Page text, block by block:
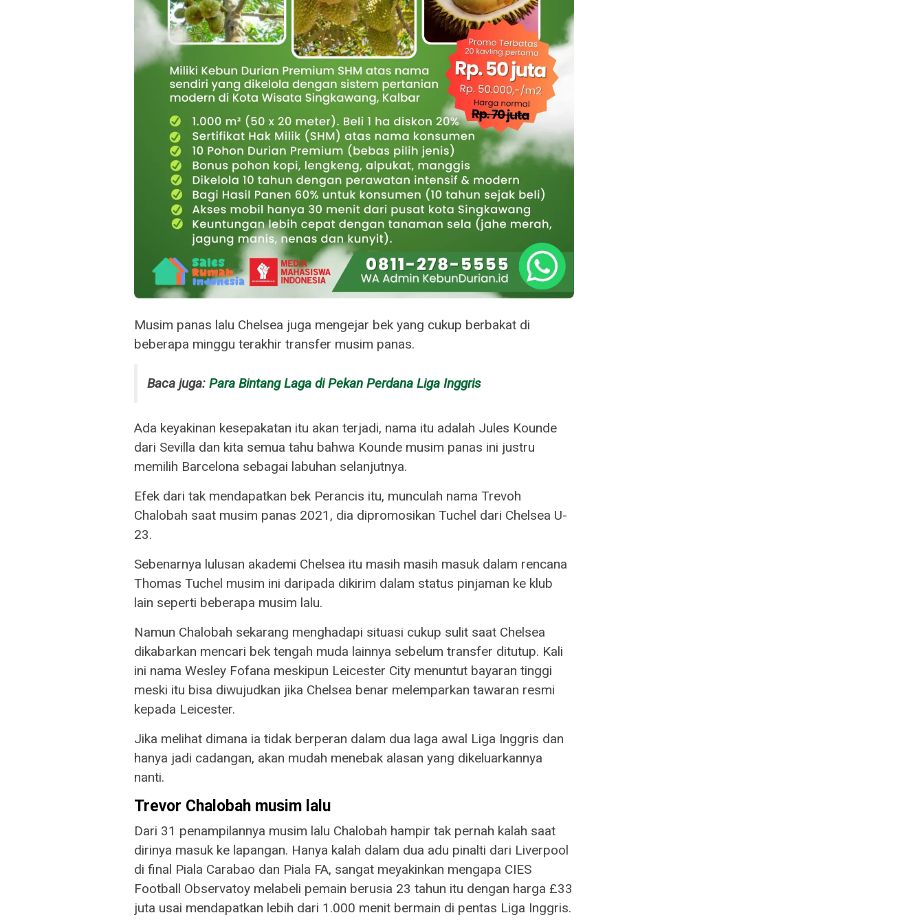
Musim panas lalu Chelsea juga mengejar bek yang cukup berbakat di
beberapa minggu terakhir transfer musim panas.
Baca juga: Para Bintang Laga di Pekan Perdana Liga Inggris
Ada keyakinan kesepakatan itu akan terjadi, nama itu adalah Jules Kounde
dari Sevilla dan kita semua tahu bahwa Kounde musim panas ini justru
memilih Barcelona sebagai labuhan selanjutnya.
Efek dari tak mendapatkan bek Perancis itu, munculah nama Trevoh
Chalobah saat musim panas 2021, dia dipromosikan Tuchel dari Chelsea U-
23.
Sebenarnya lulusan akademi Chelsea itu masih masih masuk dalam rencana
Thomas Tuchel musim ini daripada dikirim dalam status pinjaman ke klub
lain seperti beberapa musim lalu.
Namun Chalobah sekarang menghadapi situasi cukup sulit saat Chelsea
dikabarkan mencari bek tengah muda lainnya sebelum transfer ditutup. Kali
ini nama Wesley Fofana meskipun Leicester City menuntut bayaran tinggi
meski itu bisa diwujudkan jika Chelsea benar melemparkan tawaran resmi
kepada Leicester.
Jika melihat dimana ia tidak berperan dalam dua laga awal Liga Inggris dan
hanya jadi cadangan, akan mudah menebak alasan yang dikeluarkannya
nanti.
Trevor Chalobah musim lalu
Dari 31 penampilannya musim lalu Chalobah hampir tak pernah kalah saat
dirinya masuk ke lapangan. Hanya kalah dalam dua adu pinalti dari Liverpool
di final Piala Carabao dan Piala FA, sangat meyakinkan mengapa CIES
Football Observatoy melabeli pemain berusia 23 tahun itu dengan harga £33
juta usai mendapatkan lebih dari 1.000 menit bermain di pentas Liga Inggris.